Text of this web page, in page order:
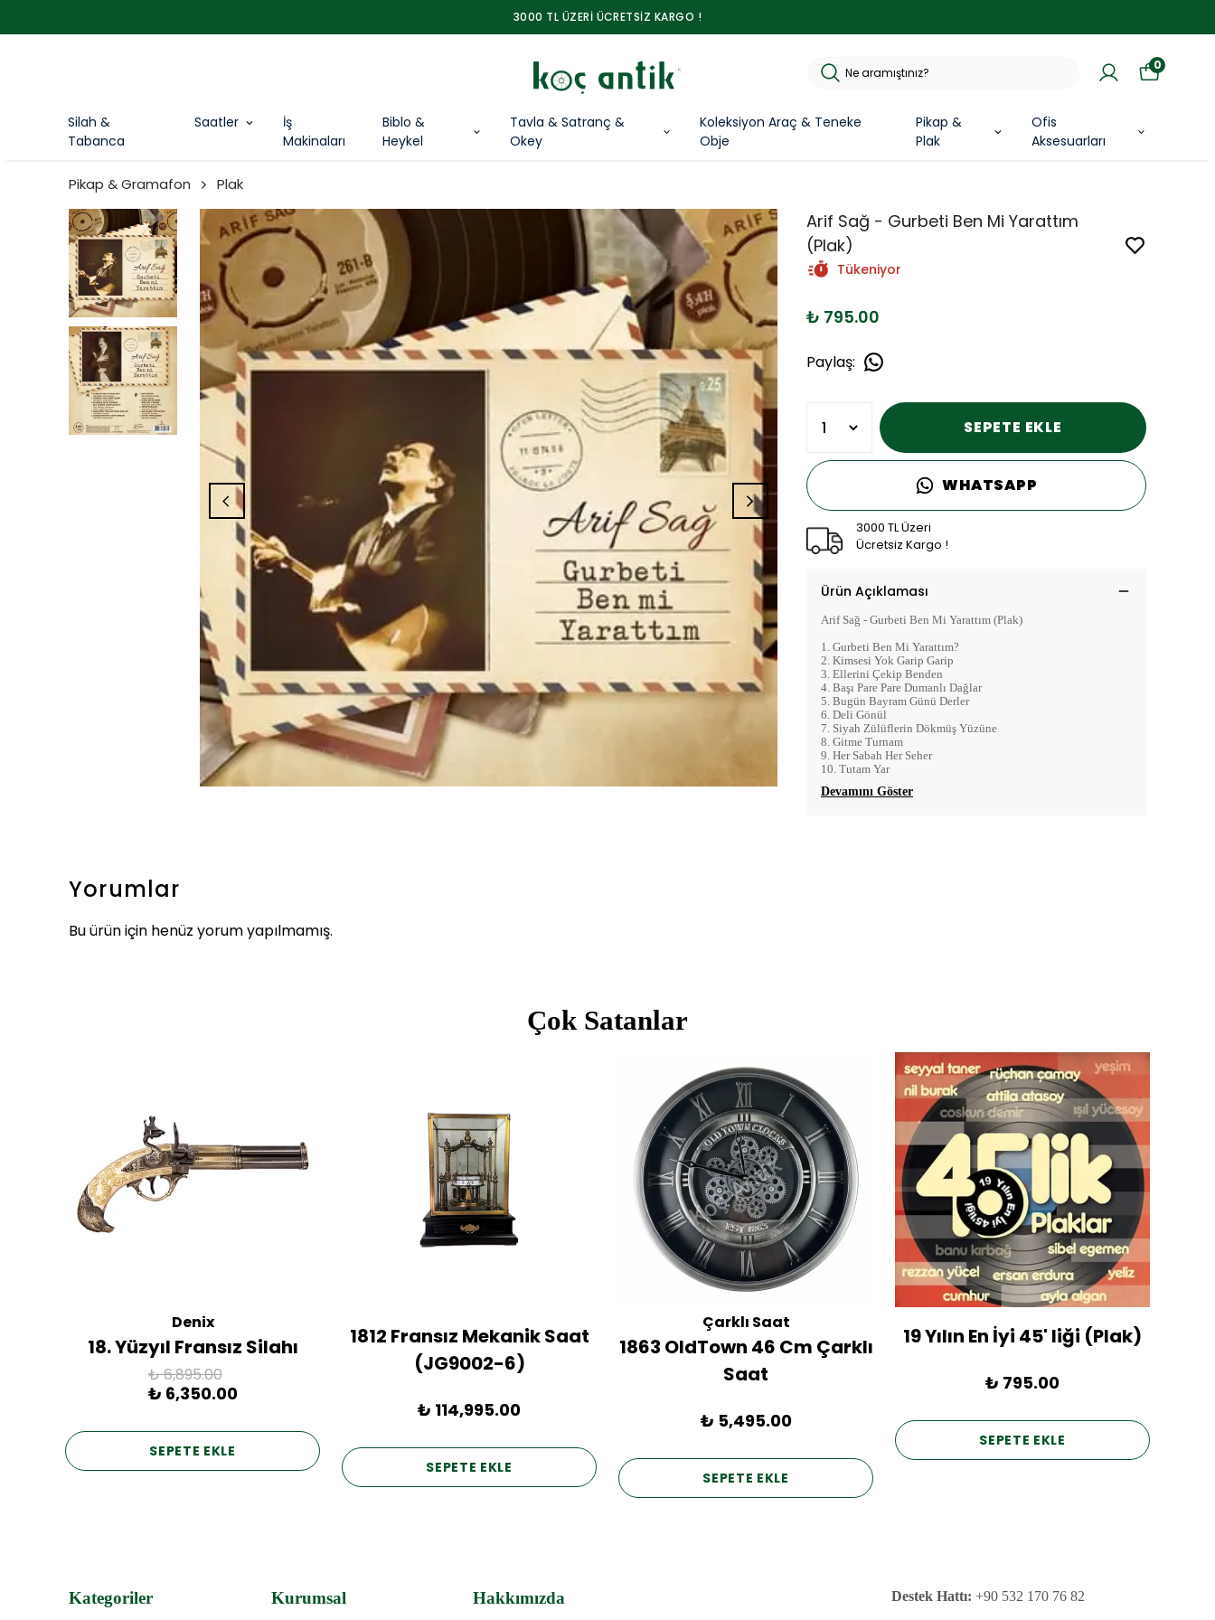
3000 TL ÜZERİ ÜCRETSİZ KARGO !
Silah &
Tabanca
Saatler
İş
Makinaları
Biblo &
Heykel
Tavla & Satranç &
Okey
Koleksiyon Araç & Teneke
Obje
Pikap &
Plak
Ofis
Aksesuarları
0
Pikap & Gramafon Plak
Arif Sağ - Gurbeti Ben Mi Yarattım
(Plak)
Tükeniyor
₺ 795.00
Paylaş:
SEPETE EKLE
WHATSAPP
3000 TL Üzeri
Ücretsiz Kargo !
Ürün Açıklaması
Arif Sağ - Gurbeti Ben Mi Yarattım (Plak)
1. Gurbeti Ben Mi Yarattım?
2. Kimsesi Yok Garip Garip
3. Ellerini Çekip Benden
4. Başı Pare Pare Dumanlı Dağlar
5. Bugün Bayram Günü Derler
6. Deli Gönül
7. Siyah Zülüflerin Dökmüş Yüzüne
8. Gitme Turnam
9. Her Sabah Her Seher
10. Tutam Yar
Devamını Göster
Yorumlar
Bu ürün için henüz yorum yapılmamış.
Çok Satanlar
Denix
18. Yüzyıl Fransız Silahı
₺ 6,895.00
₺ 6,350.00
SEPETE EKLE
1812 Fransız Mekanik Saat
(JG9002-6)
₺ 114,995.00
SEPETE EKLE
Çarklı Saat
1863 OldTown 46 Cm Çarklı
Saat
₺ 5,495.00
SEPETE EKLE
19 Yılın En İyi 45' liği (Plak)
₺ 795.00
SEPETE EKLE
Kategoriler Kurumsal Hakkımızda Destek Hattı: +90 532 170 76 82